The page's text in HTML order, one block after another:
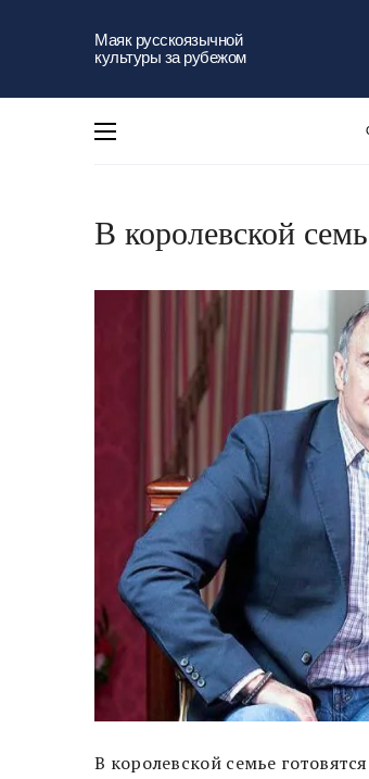
Маяк русскоязычной
культуры за рубежом
В королевской
В королевской семье